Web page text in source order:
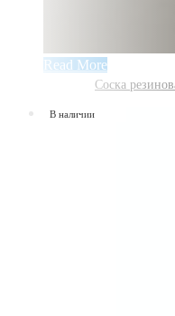
Read More
Соска
В наличии